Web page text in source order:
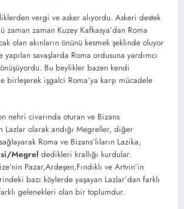
vergi ve asker alıyordu. Askeri destek
zaman zaman Kuzey Kafkasya’dan Roma
olan akınların önünü kesmek şeklinde oluyor
savaşlarda Roma ordusuna yardımcı
Bu beylikler bazen kendi
birleşerek işgalci Roma’ya karşı mücadele
nehri civarında oturan ve Bizans
Lazlar olarak andığı Megreller, diğer
Roma ve Bizans’lıların Lazika,
Megrel dedikleri krallığı kurdular.
Pazar,Ardeşen,Fındıklı ve Artvin’in
bazı köylerde yaşayan Lazlar’dan farklı
gelenekleri olan bir toplumdur.